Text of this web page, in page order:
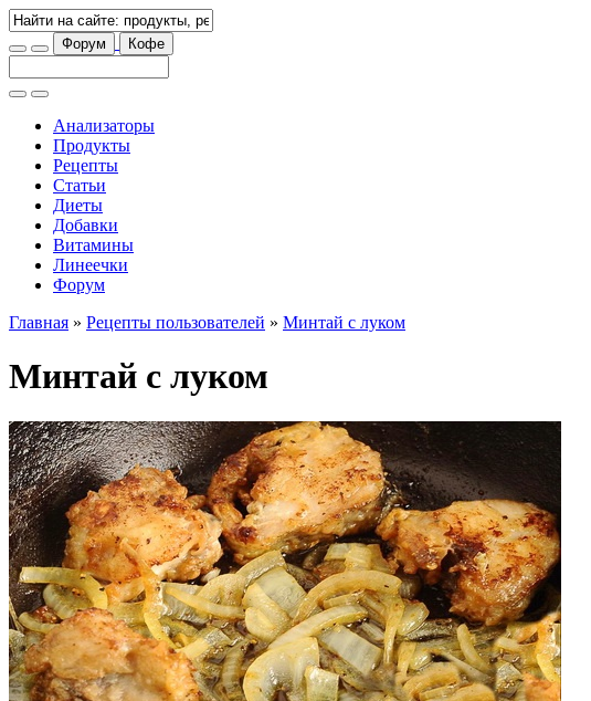
Форум Кофе
Анализаторы
Продукты
Рецепты
Статьи
Диеты
Добавки
Витамины
Линеечки
Форум
Главная » Рецепты пользователей » Минтай с луком
Минтай с луком